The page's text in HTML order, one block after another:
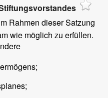
Rahmen dieser Satzung
wie möglich zu erfüllen.